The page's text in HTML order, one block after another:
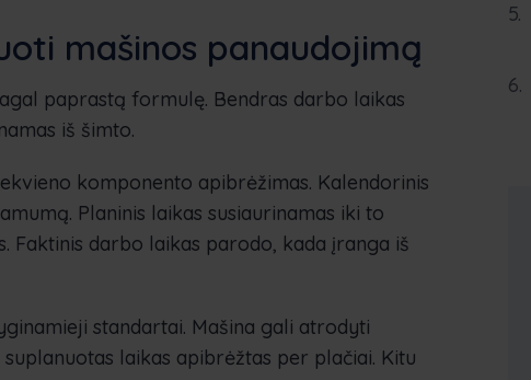
mašinos panaudojimą
paprastą formulę. Bendras darbo laikas
iš šimto.
komponento apibrėžimas. Kalendorinis
Planinis laikas susiaurinamas iki to
Faktinis darbo laikas parodo, kada įranga iš
standartai. Mašina gali atrodyti
laikas apibrėžtas per plačiai. Kitu